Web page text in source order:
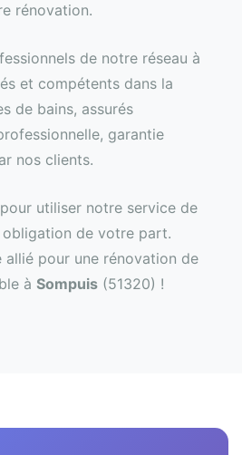
rénovation.
de notre réseau à
et compétents dans la
de bains, assurés
garantie
nos clients.
utiliser notre service de
de votre part.
allié pour une rénovation de
à Sompuis (51320) !